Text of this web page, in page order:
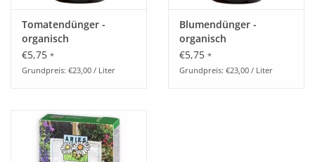
Tomatendünger -
organisch
€5,75 *
Grundpreis: €23,00 / Liter
Blumendünger -
organisch
€5,75 *
Grundpreis: €23,00 / Liter